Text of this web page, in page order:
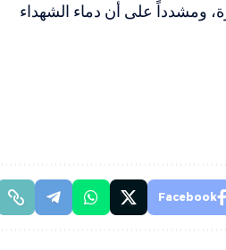
ومشدداً على أن دماء الشهداء
Facebook